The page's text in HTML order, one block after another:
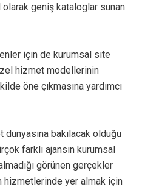
geniş kataloglar sunan
için de kurumsal site
hizmet modellerinin
öne çıkmasına yardımcı
bakılacak olduğu
farklı ajansın kurumsal
görünen gerçekler
hizmetlerinde yer almak için